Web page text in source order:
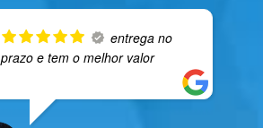
entrega no
prazo e tem o melhor valor